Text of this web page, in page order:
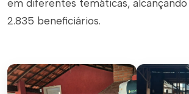
em diferentes temáticas,
2.835 beneficiários.